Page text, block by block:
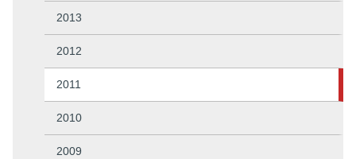
2013
2012
2011
2010
2009